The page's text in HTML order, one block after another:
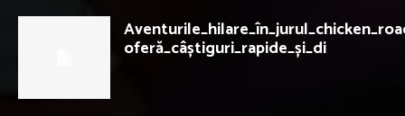
oferă_câștiguri_rapide_și_di